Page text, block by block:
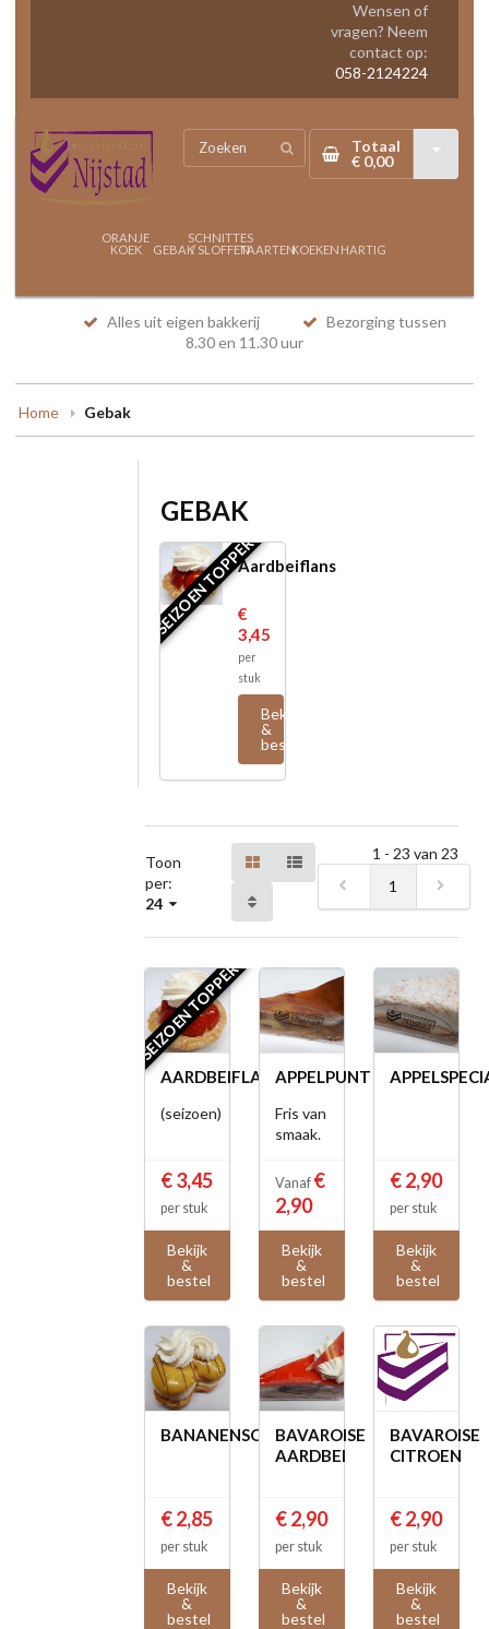
Wensen of
vragen? Neem
contact op:
058-2124224
Totaal
€ 0,00
ORANJE
KOEK
GEBAK
SCHNITTES
/ SLOFFENTAARTENKOEKEN HARTIG
Alles uit eigen bakkerij
Bezorging tussen
8.30 en 11.30 uur
Home Gebak
GEBAK
SEIZOEN TOPPERAardbeiflans
€
3,45
per
stuk
Bekijk
&
bestel
Toon
per:
24
1 - 23 van 23
1
SEIZOEN TOPPER
AARDBEIFLANS
(seizoen)
€ 3,45
per stuk
Bekijk
&
bestel
APPELPUNT
Fris van
smaak.
Vanaf €
2,90
Bekijk
&
bestel
€ 2,90
per stuk
Bekijk
&
bestel
BANANENSOES
€ 2,85
per stuk
Bekijk
&
bestel
BAVAROISE
AARDBEI
€ 2,90
per stuk
Bekijk
&
bestel
BAVAROISE
CITROEN
€ 2,90
per stuk
Bekijk
&
bestel